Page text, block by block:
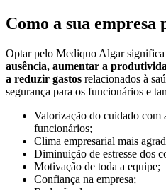
Como a sua empresa
Optar pelo Mediquo Algar
ausência, aumentar a
a reduzir gastos relacionados à
segurança para os funcionários e
Valorização do cuidado com
funcionários;
Clima empresarial mais
Diminuição de estresse dos
Motivação de toda a equipe;
Confiança na empresa;